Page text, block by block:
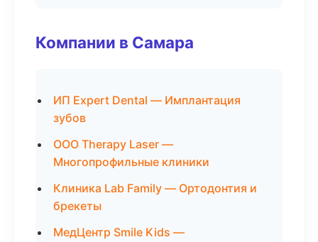
Компании в Самара
ИП Expert Dental — Имплантация
зубов
ООО Therapy Laser —
Многопрофильные клиники
Клиника Lab Family — Ортодонтия и
брекеты
МедЦентр Smile Kids —